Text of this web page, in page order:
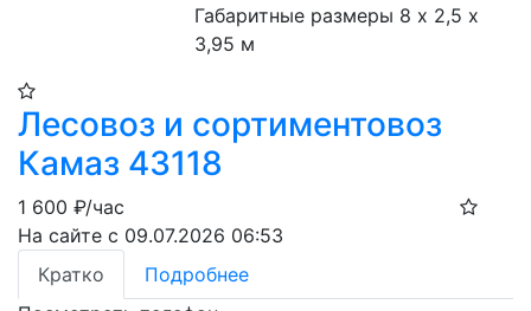
Габаритные размеры 8 х 2,5 х
3,95 м
Лесовоз и сортиментовоз
Камаз 43118
1 600 ₽/час
На сайте с 09.07.2026 06:53
Кратко
Подробнее